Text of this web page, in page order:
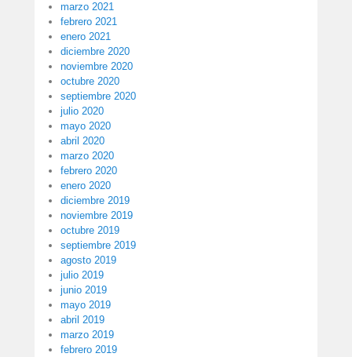
marzo 2021
febrero 2021
enero 2021
diciembre 2020
noviembre 2020
octubre 2020
septiembre 2020
julio 2020
mayo 2020
abril 2020
marzo 2020
febrero 2020
enero 2020
diciembre 2019
noviembre 2019
octubre 2019
septiembre 2019
agosto 2019
julio 2019
junio 2019
mayo 2019
abril 2019
marzo 2019
febrero 2019